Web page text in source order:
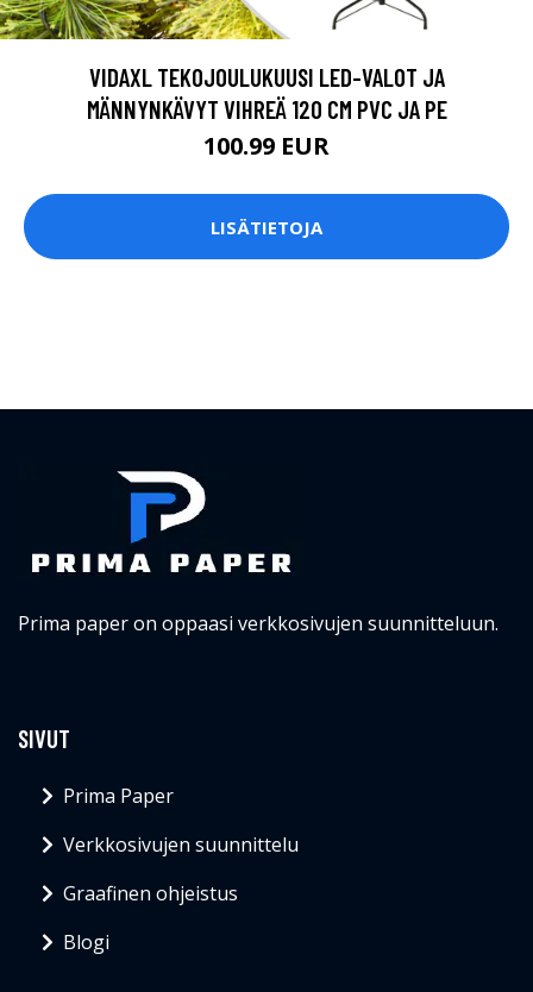
VIDAXL TEKOJOULUKUUSI LED-VALOT JA
MÄNNYNKÄVYT VIHREÄ 120 CM PVC JA PE
100.99 EUR
LISÄTIETOJA
Prima paper on oppaasi verkkosivujen suunnitteluun.
SIVUT
Prima Paper
Verkkosivujen suunnittelu
Graafinen ohjeistus
Blogi